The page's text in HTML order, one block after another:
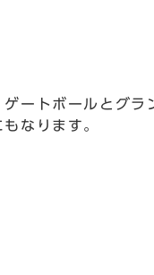
ートボールとグラ
なります。